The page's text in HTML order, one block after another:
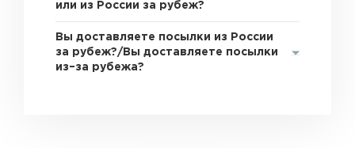
или из России за рубеж?
Вы доставляете посылки из России
за рубеж?/Вы доставляете посылки
из–за рубежа?